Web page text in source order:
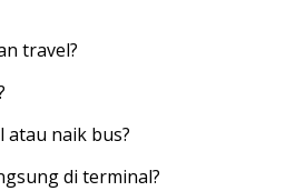
travel?
atau naik bus?
di terminal?